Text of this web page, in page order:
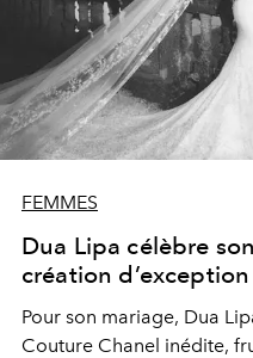
FEMMES
Dua Lipa célèbre
création
Pour son mariage, Dua
Couture Chanel inédite,